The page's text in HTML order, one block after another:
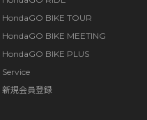
HondaGO BIKE TOUR
HondaGO BIKE MEETING
HondaGO BIKE PLUS
Service
新規会員登録